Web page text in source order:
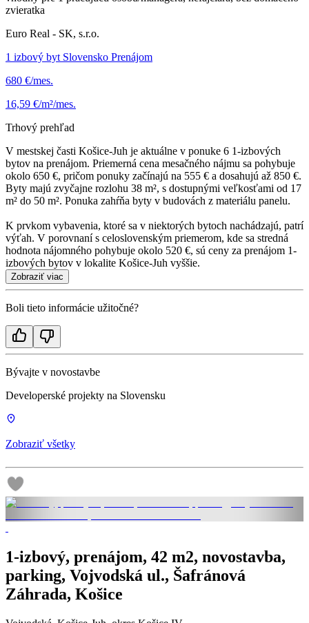
zvieratka
Euro Real - SK, s.r.o.
1 izbový byt Slovensko Prenájom
680 €/mes.
16,59 €/m²/mes.
Trhový prehľad
V mestskej časti Košice-Juh je aktuálne v ponuke 6 1-izbových
bytov na prenájom. Priemerná cena mesačného nájmu sa pohybuje
okolo 650 €, pričom ponuky začínajú na 555 € a dosahujú až 850 €.
Byty majú zvyčajne rozlohu 38 m², s dostupnými veľkosťami od 17
m² do 50 m². Ponuka zahŕňa byty v budovách z materiálu panelu.
K prvkom vybavenia, ktoré sa v niektorých bytoch nachádzajú, patrí
výťah. V porovnaní s celoslovenským priemerom, kde sa stredná
hodnota nájomného pohybuje okolo 520 €, sú ceny za prenájom 1-
izbových bytov v lokalite Košice-Juh vyššie.
Zobraziť viac
Boli tieto informácie užitočné?
Bývajte v novostavbe
Developerské projekty na Slovensku
Zobraziť všetky
1-izbový, prenájom, 42 m2, novostavba,
parking, Vojvodská ul., Šafránová
Záhrada, Košice